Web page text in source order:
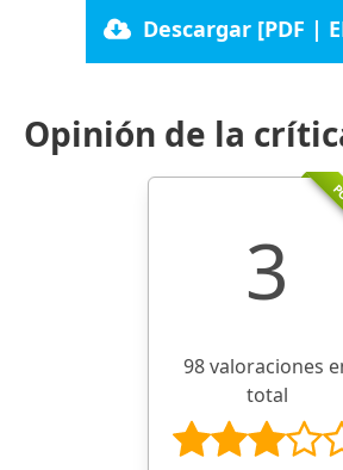
Descargar [PDF |
Opinión de la
3
98 valoraciones
total